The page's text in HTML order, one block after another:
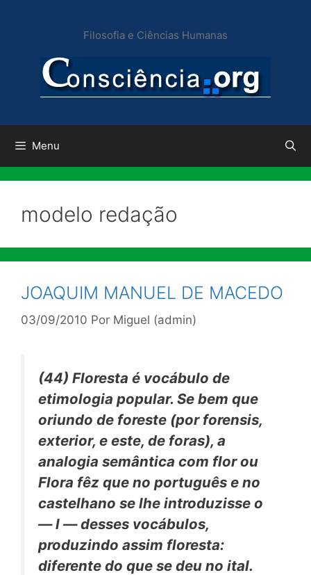
conteúdo
Filosofia e Ciências Humanas
Menu
modelo redação
JOAQUIM MANUEL DE MACEDO
03/09/2010 Por Miguel (admin)
(44) Floresta é vocábulo de
etimologia popular. Se bem que
oriundo de foreste (por forensis,
exterior, e este, de foras), a
analogia semântica com florou
Flora fêz que no português e no
castelhano se lhe introduzisse o
—l —desses vocábulos,
produzindo assim floresta:
diferente do que se deu no ital.